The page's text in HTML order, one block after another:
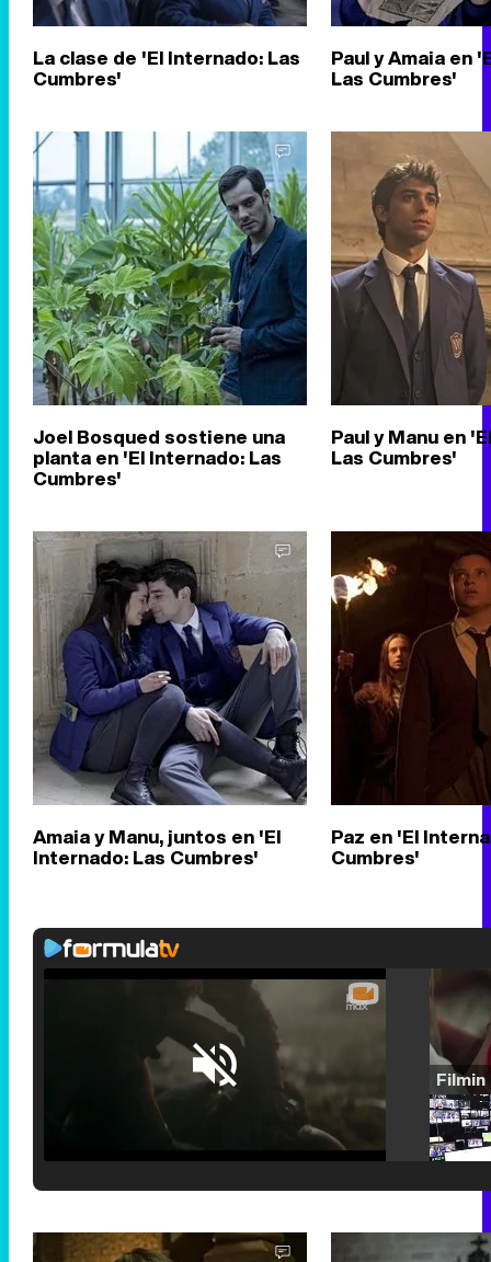
La clase de 'El Internado: Las
Cumbres'
Paul y Amaia en
Las Cumbres'
Joel Bosqued sostiene una
planta en 'El Internado: Las
Cumbres'
Paul y Manu en
Las Cumbres'
Amaia y Manu, juntos en 'El
Internado: Las Cumbres'
Paz en 'El
Cumbres'